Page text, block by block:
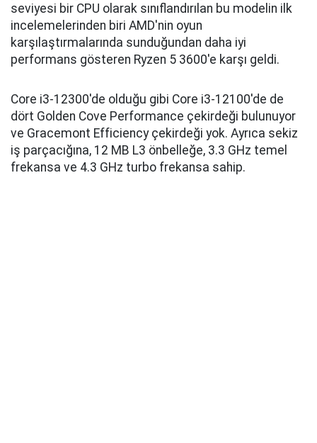
seviyesi bir CPU olarak sınıflandırılan bu modelin ilk
incelemelerinden biri AMD'nin oyun
karşılaştırmalarında sunduğundan daha iyi
performans gösteren Ryzen 5 3600'e karşı geldi.
Core i3-12300'de olduğu gibi Core i3-12100'de de
dört Golden Cove Performance çekirdeği bulunuyor
ve Gracemont Efficiency çekirdeği yok. Ayrıca sekiz
iş parçacığına, 12 MB L3 önbelleğe, 3.3 GHz temel
frekansa ve 4.3 GHz turbo frekansa sahip.